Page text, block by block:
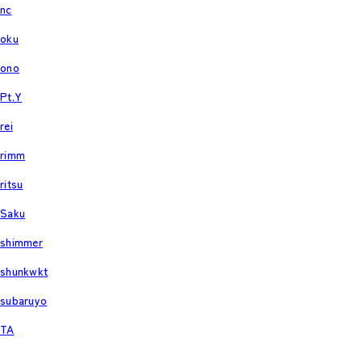
nc
oku
ono
Pt.Y
rei
rimm
ritsu
Saku
shimmer
shunkwkt
subaruyo
TA